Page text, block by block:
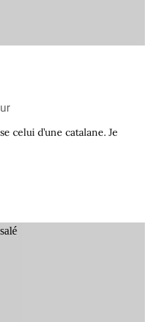
celui d’une catalane. Je